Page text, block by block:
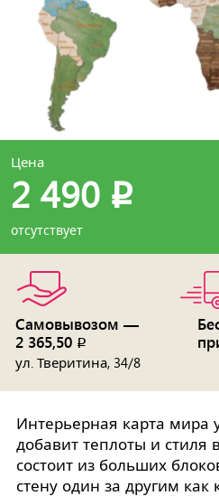
Цена
2 490 p
отсутствует
Самовывозом —
2 365,50 p
ул. Тверитина, 34/8
Интерьерная карта мира
добавит теплоты и стиля
состоит из больших
стену один за другим как